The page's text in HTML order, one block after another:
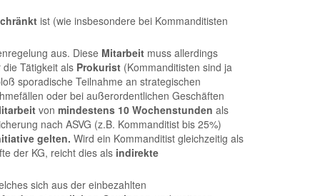
ist (wie insbesondere bei Kommanditisten
aus. Diese Mitarbeit muss allerdings
die Tätigkeit als Prokurist (Kommanditisten sind ja
sporadische Teilnahme an strategischen
oder bei außerordentlichen Geschäften
von mindestens 10 Wochenstunden als
nach ASVG (z.B. Kommanditist bis 25%)
gelten. Wird ein Kommanditist gleichzeitig als
der KG, reicht dies als indirekte
sich aus der einbezahlten